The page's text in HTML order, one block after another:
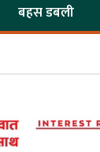
बहस डबली